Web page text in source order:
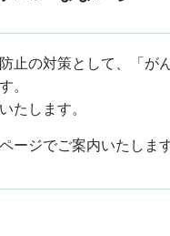
止の対策として、「が
。
たします。
ージでご案内いたします